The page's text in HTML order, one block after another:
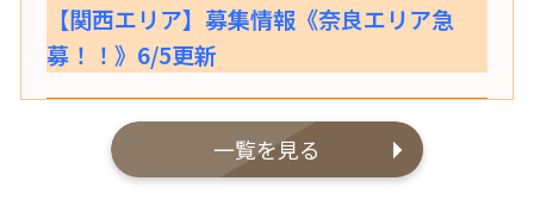
【関西エリア】募集情報《奈良エリア急
募！！》6/5更新
一覧を見る